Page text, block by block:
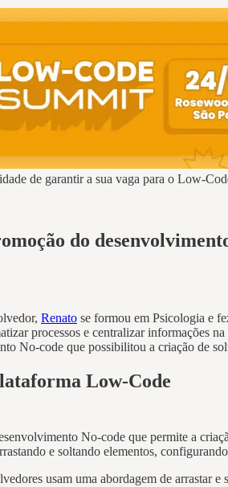
de garantir a sua vaga para o Low-
do
Renato se formou em Psicologia e
processos e centralizar informações
No-code que possibilitou a criação de
Low-Code
No-code que permite a
e soltando elementos,
usam uma abordagem de arrastar